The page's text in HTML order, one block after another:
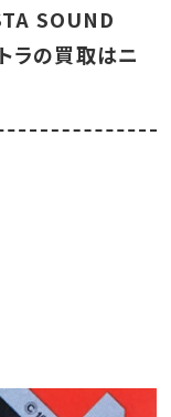
SOUND
ラの買取はニ